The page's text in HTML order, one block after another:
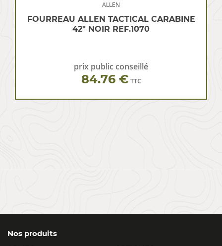
ALLEN
FOURREAU ALLEN TACTICAL CARABINE
42″ NOIR REF.1070
prix public conseillé
84.76 € TTC
Nos produits